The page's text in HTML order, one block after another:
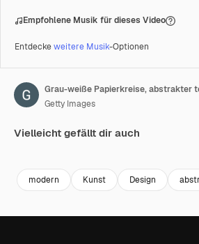
Empfohlene Musik für dieses Video
Entdeckeweitere Musik-Optionen
Getty Images
Vielleicht gefällt dir auch
modern Kunst Design